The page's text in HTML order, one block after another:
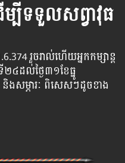
បី​ទទួល​សព្វាវុធ​
រួច​រាល់​ហើយ​អ្នក​កម្សាន្ដ​
៤ដល់​ថ្ងៃ៣១ខែធ្នូ​
ង​សម្ភារៈ ពិសេសៗដូចខាង